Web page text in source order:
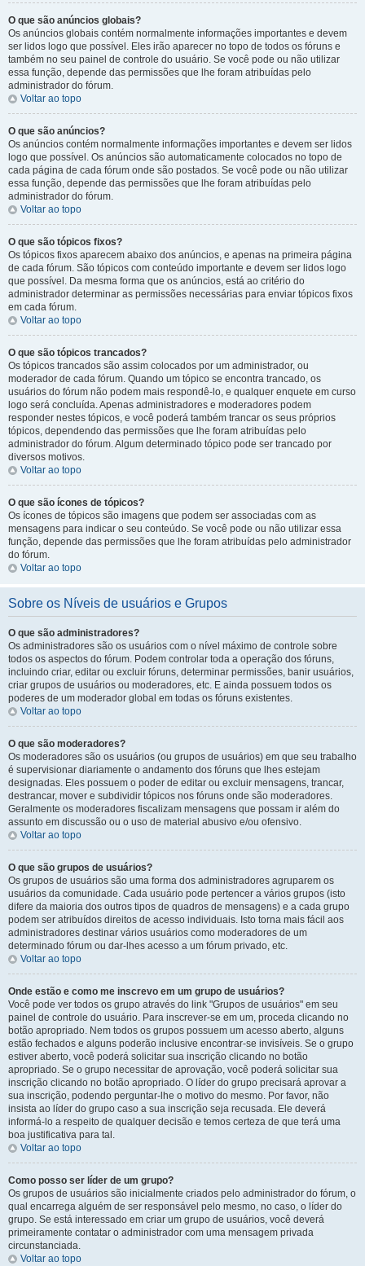
O que são anúncios globais?
Os anúncios globais contém normalmente informações importantes e devem
ser lidos logo que possível. Eles irão aparecer no topo de todos os fóruns e
também no seu painel de controle do usuário. Se você pode ou não utilizar
essa função, depende das permissões que lhe foram atribuídas pelo
administrador do fórum.
Voltar ao topo
O que são anúncios?
Os anúncios contém normalmente informações importantes e devem ser lidos
logo que possível. Os anúncios são automaticamente colocados no topo de
cada página de cada fórum onde são postados. Se você pode ou não utilizar
essa função, depende das permissões que lhe foram atribuídas pelo
administrador do fórum.
Voltar ao topo
O que são tópicos fixos?
Os tópicos fixos aparecem abaixo dos anúncios, e apenas na primeira página
de cada fórum. São tópicos com conteúdo importante e devem ser lidos logo
que possível. Da mesma forma que os anúncios, está ao critério do
administrador determinar as permissões necessárias para enviar tópicos fixos
em cada fórum.
Voltar ao topo
O que são tópicos trancados?
Os tópicos trancados são assim colocados por um administrador, ou
moderador de cada fórum. Quando um tópico se encontra trancado, os
usuários do fórum não podem mais respondê-lo, e qualquer enquete em curso
logo será concluída. Apenas administradores e moderadores podem
responder nestes tópicos, e você poderá também trancar os seus próprios
tópicos, dependendo das permissões que lhe foram atribuídas pelo
administrador do fórum. Algum determinado tópico pode ser trancado por
diversos motivos.
Voltar ao topo
O que são ícones de tópicos?
Os ícones de tópicos são imagens que podem ser associadas com as
mensagens para indicar o seu conteúdo. Se você pode ou não utilizar essa
função, depende das permissões que lhe foram atribuídas pelo administrador
do fórum.
Voltar ao topo
Sobre os Níveis de usuários e Grupos
O que são administradores?
Os administradores são os usuários com o nível máximo de controle sobre
todos os aspectos do fórum. Podem controlar toda a operação dos fóruns,
incluindo criar, editar ou excluir fóruns, determinar permissões, banir usuários,
criar grupos de usuários ou moderadores, etc. E ainda possuem todos os
poderes de um moderador global em todas os fóruns existentes.
Voltar ao topo
O que são moderadores?
Os moderadores são os usuários (ou grupos de usuários) em que seu trabalho
é supervisionar diariamente o andamento dos fóruns que lhes estejam
designadas. Eles possuem o poder de editar ou excluir mensagens, trancar,
destrancar, mover e subdividir tópicos nos fóruns onde são moderadores.
Geralmente os moderadores fiscalizam mensagens que possam ir além do
assunto em discussão ou o uso de material abusivo e/ou ofensivo.
Voltar ao topo
O que são grupos de usuários?
Os grupos de usuários são uma forma dos administradores agruparem os
usuários da comunidade. Cada usuário pode pertencer a vários grupos (isto
difere da maioria dos outros tipos de quadros de mensagens) e a cada grupo
podem ser atribuídos direitos de acesso individuais. Isto torna mais fácil aos
administradores destinar vários usuários como moderadores de um
determinado fórum ou dar-lhes acesso a um fórum privado, etc.
Voltar ao topo
Onde estão e como me inscrevo em um grupo de usuários?
Você pode ver todos os grupo através do link "Grupos de usuários" em seu
painel de controle do usuário. Para inscrever-se em um, proceda clicando no
botão apropriado. Nem todos os grupos possuem um acesso aberto, alguns
estão fechados e alguns poderão inclusive encontrar-se invisíveis. Se o grupo
estiver aberto, você poderá solicitar sua inscrição clicando no botão
apropriado. Se o grupo necessitar de aprovação, você poderá solicitar sua
inscrição clicando no botão apropriado. O líder do grupo precisará aprovar a
sua inscrição, podendo perguntar-lhe o motivo do mesmo. Por favor, não
insista ao líder do grupo caso a sua inscrição seja recusada. Ele deverá
informá-lo a respeito de qualquer decisão e temos certeza de que terá uma
boa justificativa para tal.
Voltar ao topo
Como posso ser líder de um grupo?
Os grupos de usuários são inicialmente criados pelo administrador do fórum, o
qual encarrega alguém de ser responsável pelo mesmo, no caso, o líder do
grupo. Se está interessado em criar um grupo de usuários, você deverá
primeiramente contatar o administrador com uma mensagem privada
circunstanciada.
Voltar ao topo